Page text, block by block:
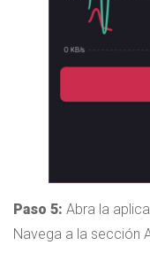
Paso 5: Abra la
Navega a la sección